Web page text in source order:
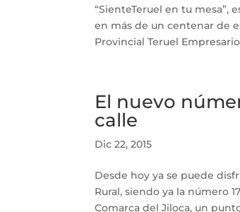
“SienteTeruel en tu mesa”,
en más de un centenar de
Provincial Teruel
El nuevo
calle
Dic 22, 2015
Desde hoy ya se puede
Rural, siendo ya la número
Comarca del Jiloca, un